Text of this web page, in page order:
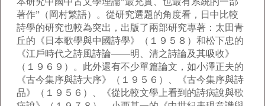
著作”（岡村繁語）。從研究選題的角度看，日中比較
詩學的研究也較為突出，出版了兩部研究專著：太田青
丘的《日本歌學與中國詩學》（１９５８）和松下忠的
《江戶時代之詩風詩論——明、清之詩論及其吸收》
（１９６９）。此外還有不少單篇論文，如小澤正夫的
《古今集序與詩大序》（１９５６）、《古今集序與詩
品》（１９５６）、《從比較文學上看到的詩病說與歌